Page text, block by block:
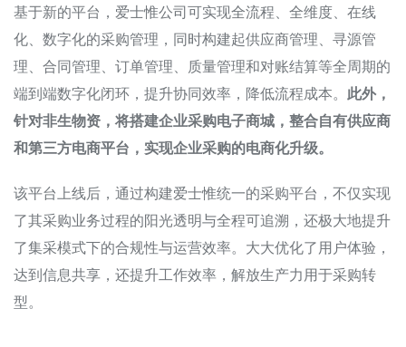
基于新的平台，爱士惟公司可实现全流程、全维度、在线
化、数字化的采购管理，同时构建起供应商管理、寻源管
理、合同管理、订单管理、质量管理和对账结算等全周期的
端到端数字化闭环，提升协同效率，降低流程成本。 此外，
针对非生物资，将搭建企业采购电子商城，整合自有供应商
和第三方电商平台，实现企业采购的电商化升级。
该平台上线后，通过构建爱士惟统一的采购平台，不仅实现
了其采购业务过程的阳光透明与全程可追溯，还极大地提升
了集采模式下的合规性与运营效率。大大优化了用户体验，
达到信息共享，还提升工作效率，解放生产力用于采购转
型。